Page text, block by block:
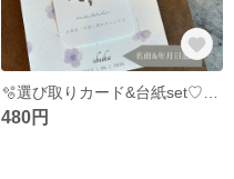
480円